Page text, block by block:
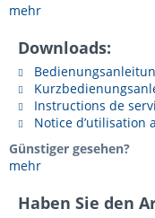
mehr
Downloads:
Instructions de
Notice d’utilisation
Günstiger gesehen?
mehr
Haben Sie den